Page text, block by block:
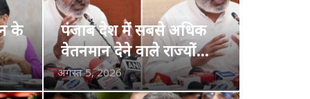
कैबिनेट मंत्री हरपाल सिंह चीमा ने पंजाब विधानसभा में भाजपा सरकार द्वारा विद्यार्थियों और लोकतांत्रिक अधिकारों पर किए जा रहे हमलों के खिलाफ प्रस्ताव किया पेश
27 सप्ताह में जन्मी, नवांशहर की बच्ची ने ‘मुख्यमंत्री सेहत योजना’ के तहत 50 दिनों की विशेष एनआईसीयू देखभाल के बाद दी मौत को मात भगवंत मान सरकार की ‘मुख्यमंत्री सेहत योजना’ ने 700 ग्राम वज़न के साथ समयपूर्व जन्मी बच्ची की जान बचाई
के
पंजाब देश में सबसे अधिक
वेतनमान देने वाले राज्यों...
अगस्त 5, 2026